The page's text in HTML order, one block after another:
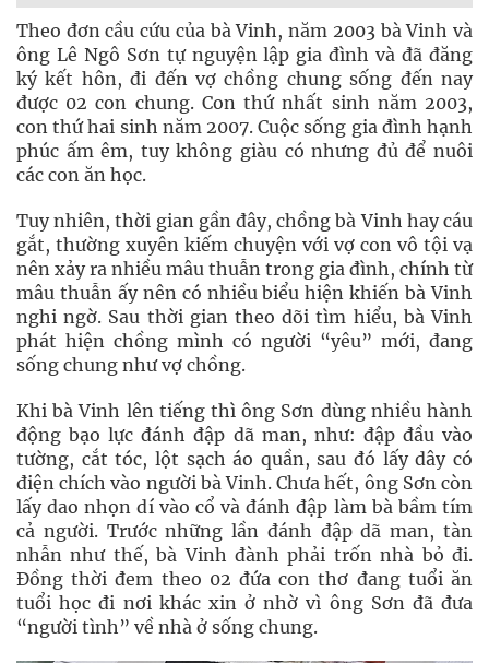
Theo đơn cầu cứu của bà Vinh, năm 2003 bà Vinh và
ông Lê Ngô Sơn tự nguyện lập gia đình và đã đăng
ký kết hôn, đi đến vợ chồng chung sống đến nay
được 02 con chung. Con thứ nhất sinh năm 2003,
con thứ hai sinh năm 2007. Cuộc sống gia đình hạnh
phúc ấm êm, tuy không giàu có nhưng đủ để nuôi
các con ăn học.
Tuy nhiên, thời gian gần đây, chồng bà Vinh hay cáu
gắt, thường xuyên kiếm chuyện với vợ con vô tội vạ
nên xảy ra nhiều mâu thuẫn trong gia đình, chính từ
mâu thuẫn ấy nên có nhiều biểu hiện khiến bà Vinh
nghi ngờ. Sau thời gian theo dõi tìm hiểu, bà Vinh
phát hiện chồng mình có người “yêu” mới, đang
sống chung như vợ chồng.
Khi bà Vinh lên tiếng thì ông Sơn dùng nhiều hành
động bạo lực đánh đập dã man, như: đập đầu vào
tường, cắt tóc, lột sạch áo quần, sau đó lấy dây có
điện chích vào người bà Vinh. Chưa hết, ông Sơn còn
lấy dao nhọn dí vào cổ và đánh đập làm bà bầm tím
cả người. Trước những lần đánh đập dã man, tàn
nhẫn như thế, bà Vinh đành phải trốn nhà bỏ đi.
Đồng thời đem theo 02 đứa con thơ đang tuổi ăn
tuổi học đi nơi khác xin ở nhờ vì ông Sơn đã đưa
“người tình” về nhà ở sống chung.